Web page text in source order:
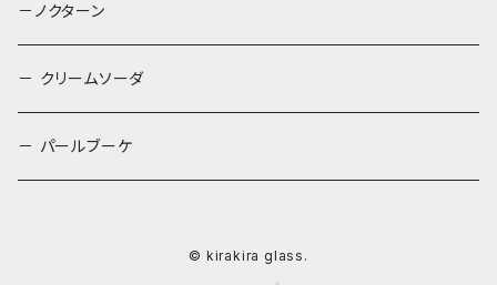
－ノクターン
－ クリームソーダ
－ パールブーケ
© kirakira glass.